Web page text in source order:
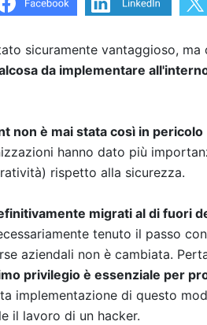
sicuramente vantaggioso,
da implementare
non è mai stata così in pericolo
hanno dato più
rispetto alla sicurezza.
migrati al di fuori
tenuto il passo
aziendali non è cambiata.
privilegio è essenziale per
implementazione di questo
il lavoro di un hacker.